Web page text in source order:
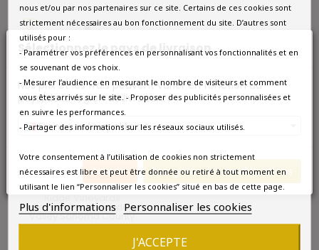
Sélectionnez le pays de livraison
Nos prix et les frais peuvent varier en fonction du
pays/de la région de livraison.
France métropolitaine
Annuler Enregistrer les modifications
DISPONIBLE À L'UNITÉ
favorite_border
Geyserville Alexander
Valley Sonoma County
Californie USA 2023
nous et/ou par nos partenaires sur ce site. Certains de ces cookies sont
strictement nécessaires au bon fonctionnement du site. D’autres sont
utilisés pour :
- Paramétrer vos préférences en personnalisant vos fonctionnalités et en
se souvenant de vos choix.
- Mesurer l’audience en mesurant le nombre de visiteurs et comment
vous êtes arrivés sur le site. - Proposer des publicités personnalisées et
en suivre les performances.
- Partager des informations sur les réseaux sociaux utilisés.
Votre consentement à l’utilisation de cookies non strictement
nécessaires est libre et peut être donnée ou retiré à tout moment en
utilisant le lien “Personnaliser les cookies” situé en bas de cette page.
Plus d'informations Personnaliser les cookies
J'ACCEPTE